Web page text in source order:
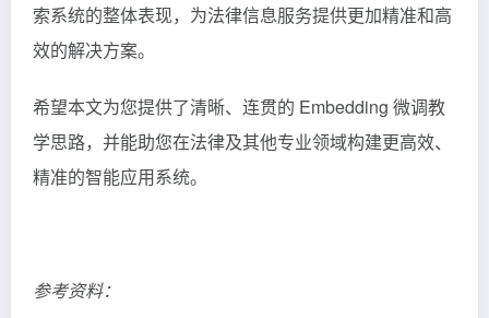
索系统的整体表现，为法律信息服务提供更加精准和高
效的解决方案。
希望本文为您提供了清晰、连贯的 Embedding 微调教
学思路，并能助您在法律及其他专业领域构建更高效、
精准的智能应用系统。
参考资料：